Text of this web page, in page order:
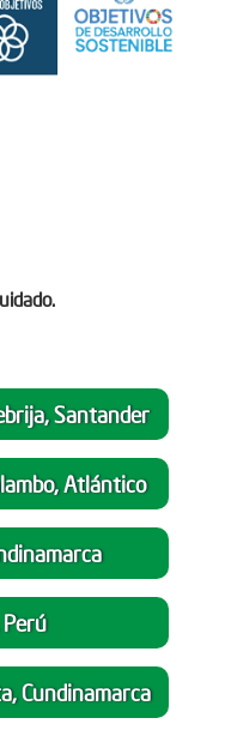
Santander
Atlántico
Perú
Cundinamarca